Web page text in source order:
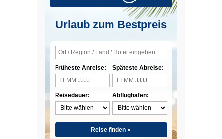
Urlaub zum Bestpreis
Früheste Anreise:
Reisedauer:
Späteste Abreise:
Abflughafen:
Reise finden »